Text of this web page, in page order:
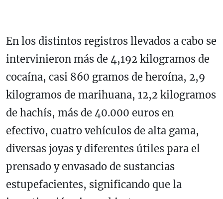
En los distintos registros llevados a cabo se
intervinieron más de 4,192 kilogramos de
cocaína, casi 860 gramos de heroína, 2,9
kilogramos de marihuana, 12,2 kilogramos
de hachís, más de 40.000 euros en
efectivo, cuatro vehículos de alta gama,
diversas joyas y diferentes útiles para el
prensado y envasado de sustancias
estupefacientes, significando que la